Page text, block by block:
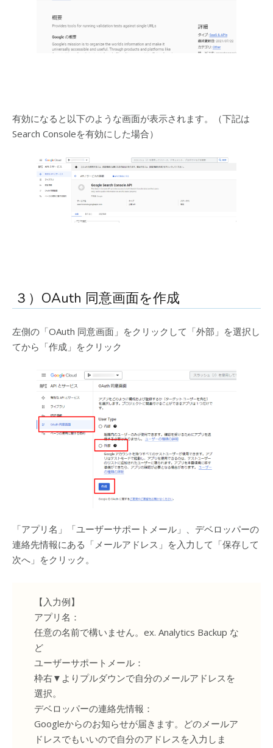
有効になると以下のような画面が表示されます。（下記は
Search Consoleを有効にした場合）
３）OAuth 同意画面を作成
左側の「OAuth 同意画面」をクリックして「外部」を選択し
てから「作成」をクリック
「アプリ名」「ユーザーサポートメール」、デベロッパーの
連絡先情報にある「メールアドレス」を入力して「保存して
次へ」をクリック。
【入力例】
アプリ名：
任意の名前で構いません。ex. Analytics Backup な
ど
ユーザーサポートメール：
枠右▼よりプルダウンで自分のメールアドレスを
選択。
デベロッパーの連絡先情報：
Googleからのお知らせが届きます。どのメールア
ドレスでもいいので自分のアドレスを入力しま